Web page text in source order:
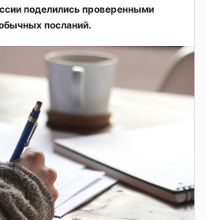
поделились проверенными
посланий.